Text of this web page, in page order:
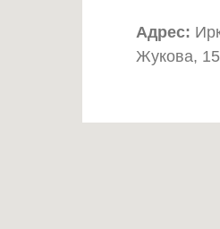
Адрес:
Жукова,